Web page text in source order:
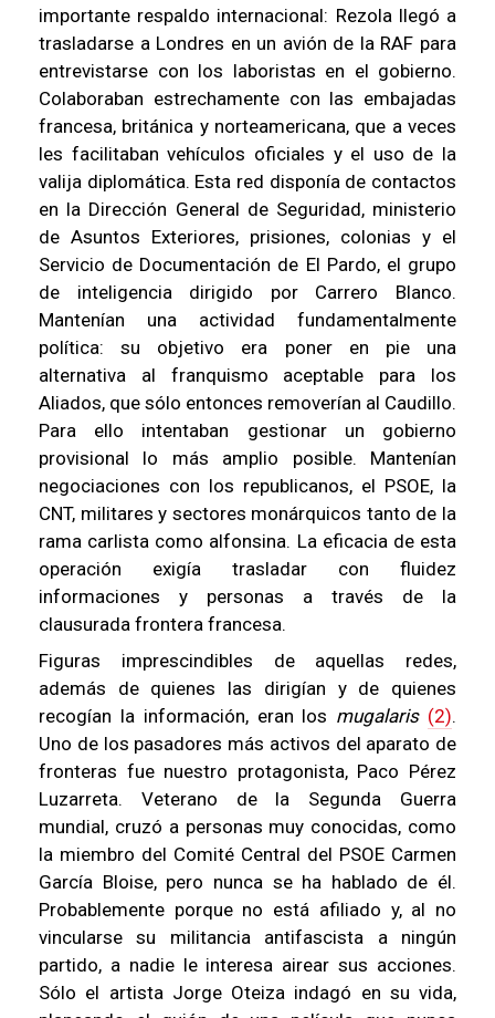
importante respaldo internacional: Rezola llegó a
trasladarse a Londres en un avión de la RAF para
entrevistarse con los laboristas en el gobierno.
Colaboraban estrechamente con las embajadas
francesa, británica y norteamericana, que a veces
les facilitaban vehículos oficiales y el uso de la
valija diplomática. Esta red disponía de contactos
en la Dirección General de Seguridad, ministerio
de Asuntos Exteriores, prisiones, colonias y el
Servicio de Documentación de El Pardo, el grupo
de inteligencia dirigido por Carrero Blanco.
Mantenían una actividad fundamentalmente
política: su objetivo era poner en pie una
alternativa al franquismo aceptable para los
Aliados, que sólo entonces removerían al Caudillo.
Para ello intentaban gestionar un gobierno
provisional lo más amplio posible. Mantenían
negociaciones con los republicanos, el PSOE, la
CNT, militares y sectores monárquicos tanto de la
rama carlista como alfonsina. La eficacia de esta
operación exigía trasladar con fluidez
informaciones y personas a través de la
clausurada frontera francesa.
Figuras imprescindibles de aquellas redes,
además de quienes las dirigían y de quienes
recogían la información, eran los mugalaris (2).
Uno de los pasadores más activos del aparato de
fronteras fue nuestro protagonista, Paco Pérez
Luzarreta. Veterano de la Segunda Guerra
mundial, cruzó a personas muy conocidas, como
la miembro del Comité Central del PSOE Carmen
García Bloise, pero nunca se ha hablado de él.
Probablemente porque no está afiliado y, al no
vincularse su militancia antifascista a ningún
partido, a nadie le interesa airear sus acciones.
Sólo el artista Jorge Oteiza indagó en su vida,